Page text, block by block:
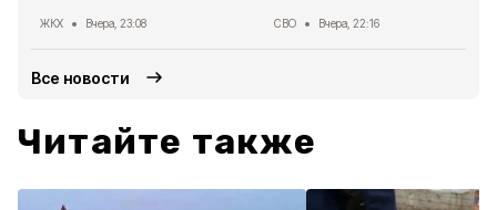
ЖКХ Вчера, 23:08 СВО Вчера, 22:16
Все новости
Читайте также